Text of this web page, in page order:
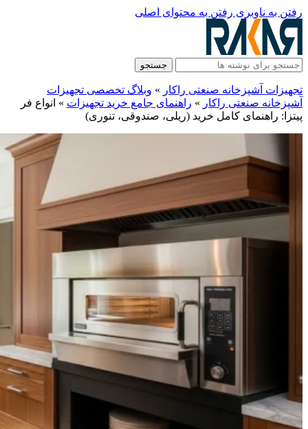
رفتن به ناوبری رفتن به محتوای اصلی
جستجو
تجهیزات آشپزخانه صنعتی راکار » وبلاگ تخصصی تجهیزات
آشپزخانه صنعتی راکار » راهنمای جامع خرید تجهیزات » انواع فر
پیتزا: راهنمای کامل خرید (ریلی، صندوقی، تنوری)